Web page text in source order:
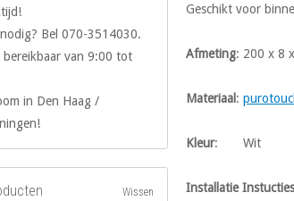
Geschikt voor
Afmeting: 200 x 8
Materiaal :
Kleur: Wit
Installatie
Bel 070-3514030.
bereikbaar van 9:00 tot
in Den Haag /
Wissen